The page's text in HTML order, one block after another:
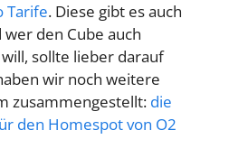
Tarife. Diese gibt es auch
den Cube auch
sollte lieber darauf
wir noch weitere
zusammengestellt: die
den Homespot von O2